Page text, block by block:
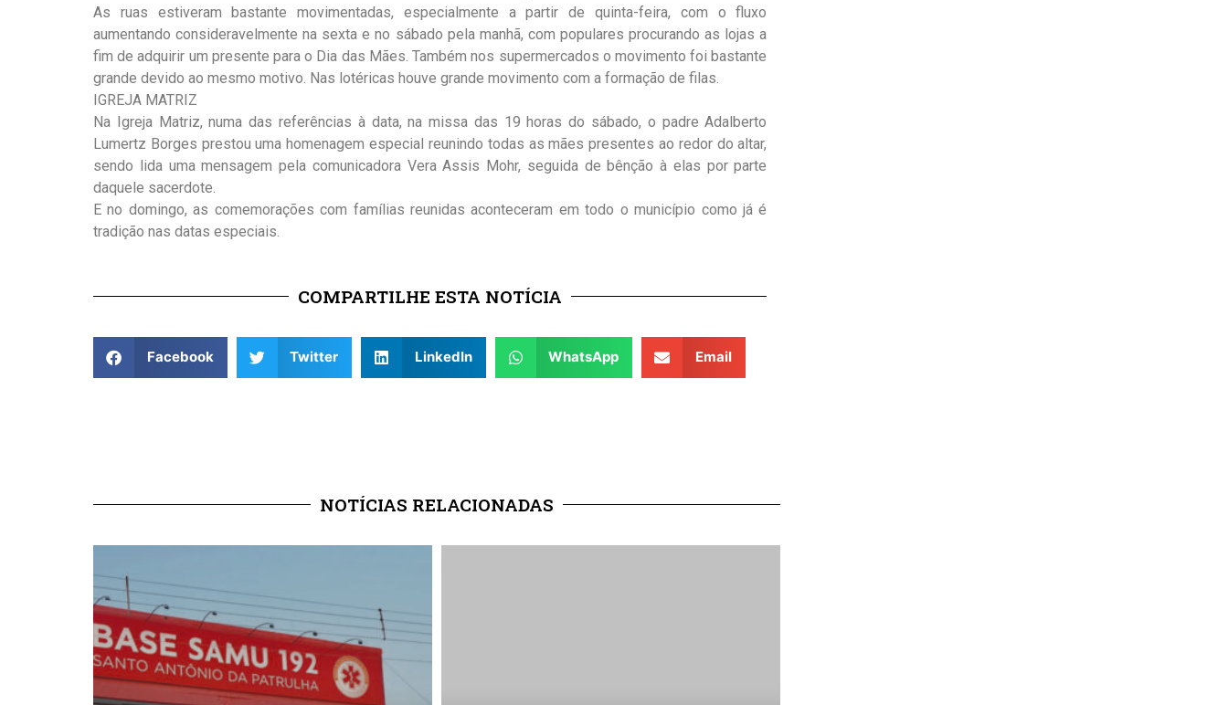
As ruas estiveram bastante movimentadas, especialmente a partir de quinta-feira, com o fluxo
aumentando consideravelmente na sexta e no sábado pela manhã, com populares procurando as lojas a
fim de adquirir um presente para o Dia das Mães. Também nos supermercados o movimento foi bastante
grande devido ao mesmo motivo. Nas lotéricas houve grande movimento com a formação de filas.
IGREJA MATRIZ
Na Igreja Matriz, numa das referências à data, na missa das 19 horas do sábado, o padre Adalberto
Lumertz Borges prestou uma homenagem especial reunindo todas as mães presentes ao redor do altar,
sendo lida uma mensagem pela comunicadora Vera Assis Mohr, seguida de bênção à elas por parte
daquele sacerdote.
E no domingo, as comemorações com famílias reunidas aconteceram em todo o município como já é
tradição nas datas especiais.
COMPARTILHE ESTA NOTÍCIA
Facebook Twitter LinkedIn WhatsApp Email
NOTÍCIAS RELACIONADAS